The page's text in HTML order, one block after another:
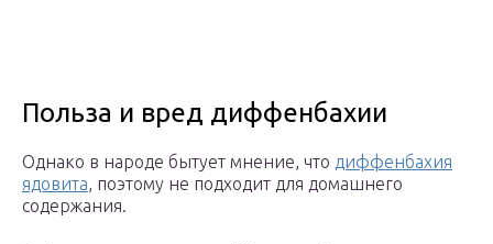
Польза и вред диффенбахии
Однако в народе бытует мнение, что диффенбахия
ядовита, поэтому не подходит для домашнего
содержания.